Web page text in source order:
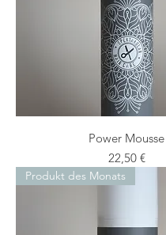
Power Mousse
Preis
22,50 €
Produkt des Monats